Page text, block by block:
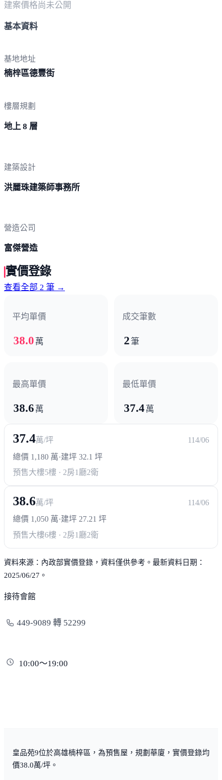
建案價格尚未公開
基本資料
基地地址
楠梓區德豐街
樓層規劃
地上 8 層
建築設計
洪麗珠建築師事務所
營造公司
富傑營造
實價登錄
查看全部 2 筆 →
平均單價
38.0 萬
成交筆數
2筆
最高單價
38.6 萬
最低單價
37.4 萬
37.4萬/坪
114/06
總價 1,180 萬·建坪 32.1 坪
預售大樓5樓 · 2房1廳2衛
38.6萬/坪
114/06
總價 1,050 萬·建坪 27.21 坪
預售大樓6樓 · 2房1廳2衛
資料來源：內政部實價登錄，資料僅供參考。最新資料日期：
2025/06/27。
接待會館
449-9089 轉 52299
10:00～19:00
皇品苑9位於高雄楠梓區，為預售屋，規劃華廈，實價登錄均
價38.0萬/坪。